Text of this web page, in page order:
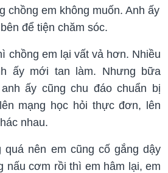
chồng em không muốn. Anh ấy
để tiện chăm sóc.
chồng em lại vất vả hơn. Nhiều
ấy mới tan làm. Nhưng bữa
ấy cũng chu đáo chuẩn bị
mạng học hỏi thực đơn, lên
nhau.
quá nên em cũng cố gắng dậy
nấu cơm rồi thì em hâm lại, em